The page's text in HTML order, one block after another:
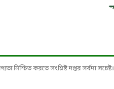
নিশ্চিত করতে সংশ্লিষ্ট দপ্তর সর্বদা সচেষ্ট।